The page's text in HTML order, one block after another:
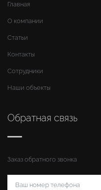
Главная
О компании
Статьи
Контакты
Сотрудники
Наши объекты
Обратная связь
Заказ обратного звонка